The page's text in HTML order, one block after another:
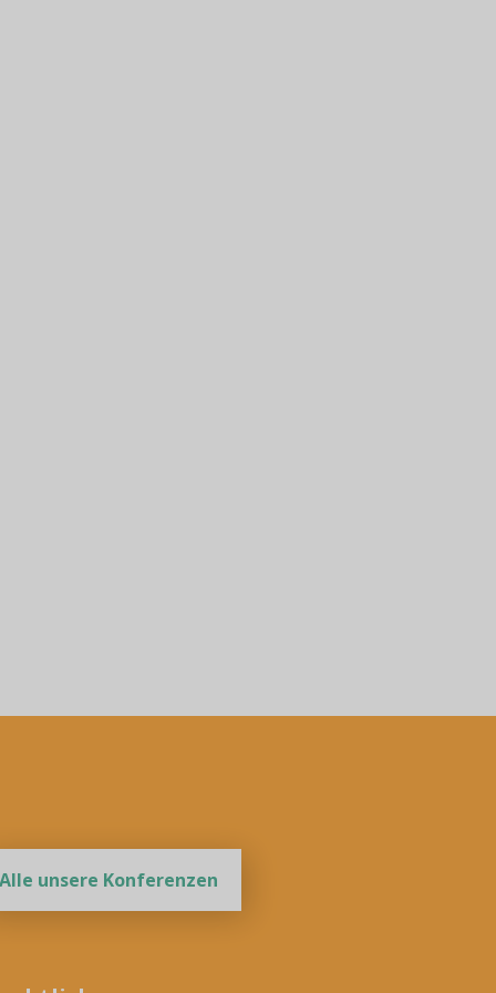
Alle unsere Konferenzen